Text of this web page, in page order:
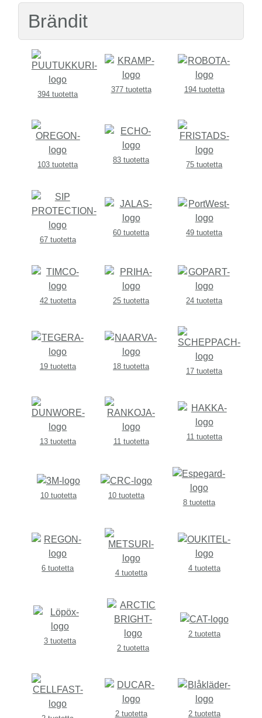
Brändit
394 tuotetta
377 tuotetta 194 tuotetta
103 tuotetta
83 tuotetta
75 tuotetta
67 tuotetta
60 tuotetta 49 tuotetta
42 tuotetta 25 tuotetta 24 tuotetta
19 tuotetta 18 tuotetta
17 tuotetta
13 tuotetta 11 tuotetta
11 tuotetta
10 tuotetta
10 tuotetta
8 tuotetta
6 tuotetta
4 tuotetta
4 tuotetta
3 tuotetta
2 tuotetta
2 tuotetta
2 tuotetta 2 tuotetta